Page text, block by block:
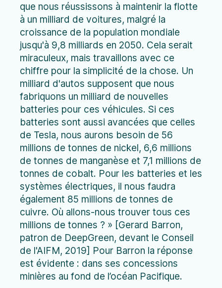
que nous réussissons à maintenir la flotte
à un milliard de voitures, malgré la
croissance de la population mondiale
jusqu'à 9,8 milliards en 2050. Cela serait
miraculeux, mais travaillons avec ce
chiffre pour la simplicité de la chose. Un
milliard d'autos supposent que nous
fabriquons un milliard de nouvelles
batteries pour ces véhicules. Si ces
batteries sont aussi avancées que celles
de Tesla, nous aurons besoin de 56
millions de tonnes de nickel, 6,6 millions
de tonnes de manganèse et 7,1 millions de
tonnes de cobalt. Pour les batteries et les
systèmes électriques, il nous faudra
également 85 millions de tonnes de
cuivre. Où allons-nous trouver tous ces
millions de tonnes ? » [Gerard Barron,
patron de DeepGreen, devant le Conseil
de l'AIFM, 2019] Pour Barron la réponse
est évidente : dans ses concessions
minières au fond de l’océan Pacifique.